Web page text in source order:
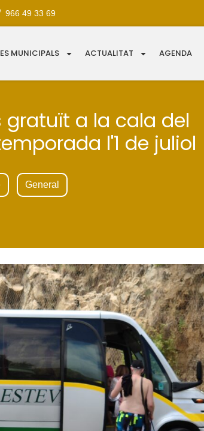
966 49 33 69
MUNICIPALS ACTUALITAT AGENDA
gratuït a la cala del
l'1 de juliol
General